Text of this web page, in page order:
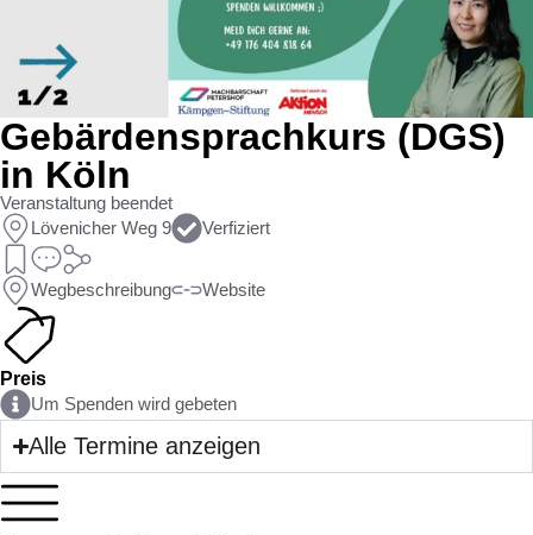
Gebärdensprachkurs (DGS)
in Köln
Veranstaltung beendet
Lövenicher Weg 9
Verfiziert
Wegbeschreibung Website
Preis
Um Spenden wird gebeten
Alle Termine anzeigen